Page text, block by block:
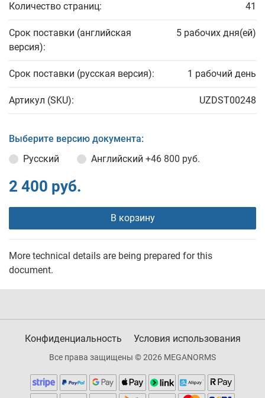
Количество страниц: 41
Срок поставки (английская
версия):
5 рабочих дня(ей)
Срок поставки (русская версия): 1 рабочий день
Артикул (SKU): UZDST00248
Выберите версию документа:
Русский
Английский +46 800 руб.
2 400 руб.
В корзину
More technical details are being prepared for this
document.
Конфиденциальность Условия использования
Все права защищены © 2026 MEGANORMS